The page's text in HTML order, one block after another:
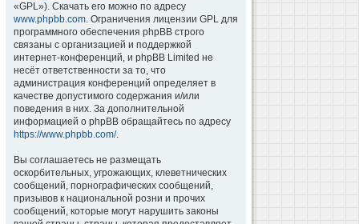
«GPL»). Скачать его можно по адресу
www.phpbb.com. Ограничения лицензии GPL для
программного обеспечения phpBB строго
связаны с организацией и поддержкой
интернет-конференций, и phpBB Limited не
несёт ответственности за то, что
администрация конференций определяет в
качестве допустимого содержания и/или
поведения в них. За дополнительной
информацией о phpBB обращайтесь по адресу
https://www.phpbb.com/.
Вы соглашаетесь не размещать
оскорбительных, угрожающих, клеветнических
сообщений, порнографических сообщений,
призывов к национальной розни и прочих
сообщений, которые могут нарушить законы